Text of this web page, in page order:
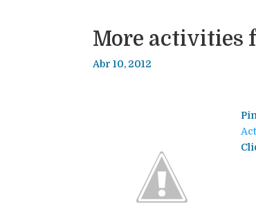
More activities
Abr 10, 2012